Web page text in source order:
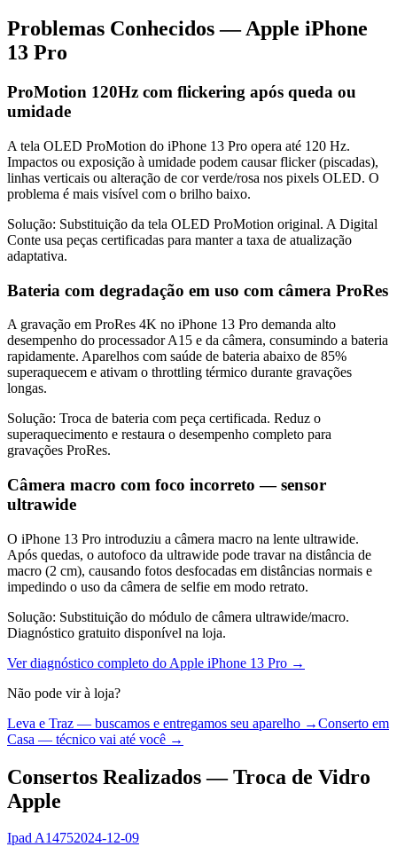
Problemas Conhecidos —Apple iPhone
13 Pro
ProMotion 120Hz com flickering após queda ou
umidade
A tela OLED ProMotion do iPhone 13 Pro opera até 120 Hz.
Impactos ou exposição à umidade podem causar flicker (piscadas),
linhas verticais ou alteração de cor verde/rosa nos pixels OLED. O
problema é mais visível com o brilho baixo.
Solução: Substituição da tela OLED ProMotion original. A Digital
Conte usa peças certificadas para manter a taxa de atualização
adaptativa.
Bateria com degradação em uso com câmera ProRes
A gravação em ProRes 4K no iPhone 13 Pro demanda alto
desempenho do processador A15 e da câmera, consumindo a bateria
rapidamente. Aparelhos com saúde de bateria abaixo de 85%
superaquecem e ativam o throttling térmico durante gravações
longas.
Solução: Troca de bateria com peça certificada. Reduz o
superaquecimento e restaura o desempenho completo para
gravações ProRes.
Câmera macro com foco incorreto — sensor
ultrawide
O iPhone 13 Pro introduziu a câmera macro na lente ultrawide.
Após quedas, o autofoco da ultrawide pode travar na distância de
macro (2 cm), causando fotos desfocadas em distâncias normais e
impedindo o uso da câmera de selfie em modo retrato.
Solução: Substituição do módulo de câmera ultrawide/macro.
Diagnóstico gratuito disponível na loja.
Ver diagnóstico completo do Apple iPhone 13 Pro →
Não pode vir à loja?
Leva e Traz — buscamos e entregamos seu aparelho →Conserto em
Casa — técnico vai até você →
Consertos Realizados — Troca de Vidro
Apple
Ipad A14752024-12-09